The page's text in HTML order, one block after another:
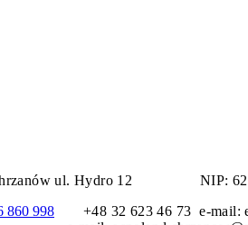
ul. Hydro 12NIP:
860 998 +48 32 623 46 73